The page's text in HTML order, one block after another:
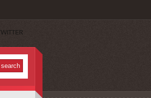
TWITTER